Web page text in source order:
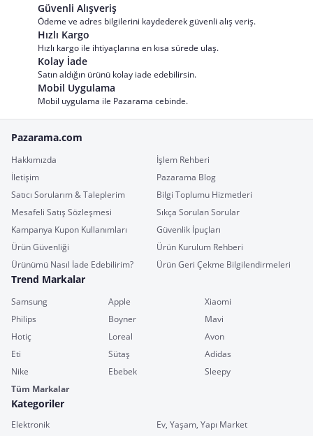
Güvenli Alışveriş
Ödeme ve adres bilgilerini kaydederek güvenli alış veriş.
Hızlı Kargo
Hızlı kargo ile ihtiyaçlarına en kısa sürede ulaş.
Kolay İade
Satın aldığın ürünü kolay iade edebilirsin.
Mobil Uygulama
Mobil uygulama ile Pazarama cebinde.
Pazarama.com
Hakkımızda
İşlem Rehberi
İletişim
Pazarama Blog
Satıcı Sorularım & Taleplerim
Bilgi Toplumu Hizmetleri
Mesafeli Satış Sözleşmesi
Sıkça Sorulan Sorular
Kampanya Kupon Kullanımları
Güvenlik İpuçları
Ürün Güvenliği
Ürün Kurulum Rehberi
Ürünümü Nasıl İade Edebilirim?
Ürün Geri Çekme Bilgilendirmeleri
Trend Markalar
Samsung Apple
Xiaomi
Philips
Boyner
Mavi
Hotiç
Loreal
Avon
Eti
Sütaş
Adidas
Nike
Ebebek
Sleepy
Tüm Markalar
Kategoriler
Elektronik
Ev, Yaşam, Yapı Market